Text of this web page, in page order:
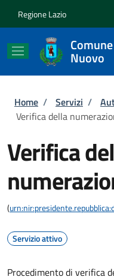
Regione Lazio
Nuovo
Briciole di
Home / Servizi /
Verifica della
Verifica
(
Servizio attivo
Procedimento di verifica